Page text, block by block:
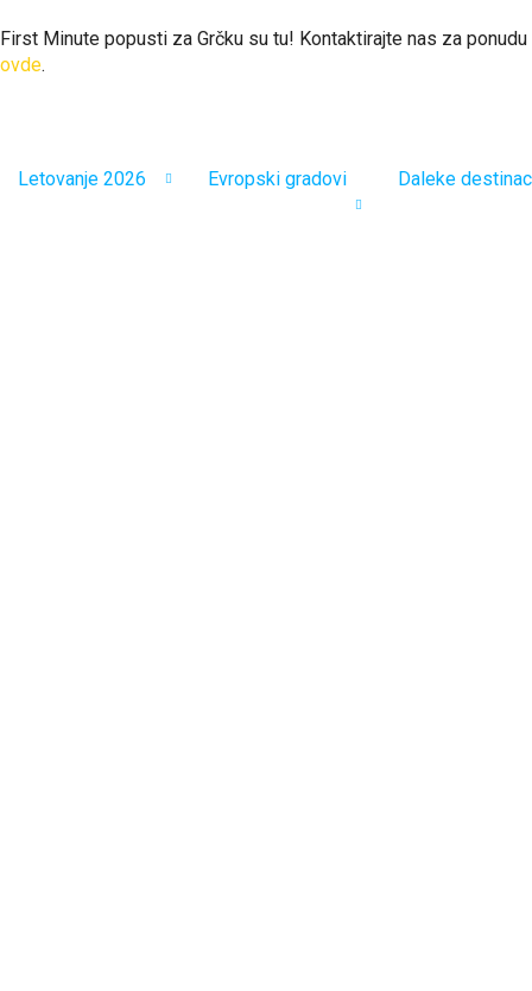
First Minute popusti za Grčku su tu! Kontaktirajte nas za ponudu
ovde.
Letovanje 2026 Evropski gradovi Daleke